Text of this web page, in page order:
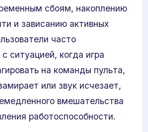
сбоям, накоплению
и зависанию активных
часто
ситуацией, когда игра
на команды пульта,
или звук исчезает,
вмешательства
работоспособности.